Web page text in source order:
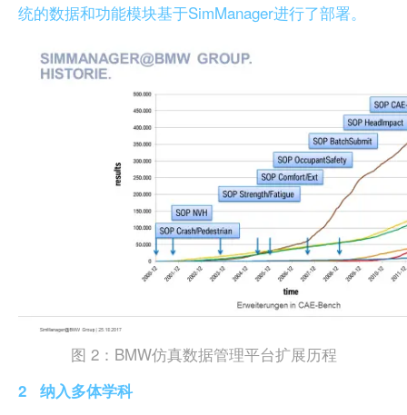
统的数据和功能模块基于SimManager进行了部署。
图 2：BMW仿真数据管理平台扩展历程
2 纳入多体学科